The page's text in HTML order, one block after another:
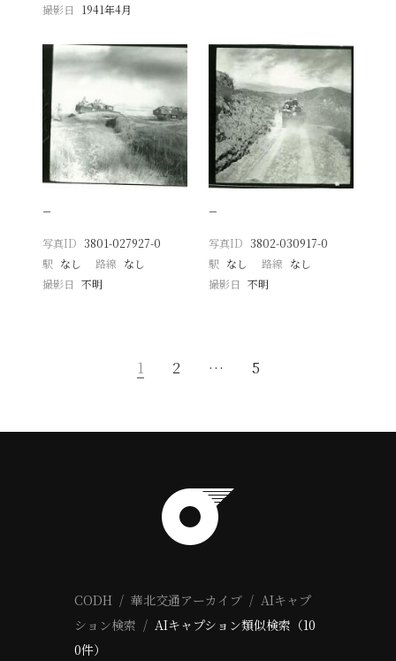
撮影日
1941年4月
−
写真ID 3801-027927-0
駅 なし 路線 なし
撮影日
不明
−
写真ID 3802-030917-0
駅 なし 路線 なし
撮影日 不明
1 2 … 5
CODH 華北交通アーカイブ
AIキャプ
ション検索
AIキャプション類似検索（10
0件）